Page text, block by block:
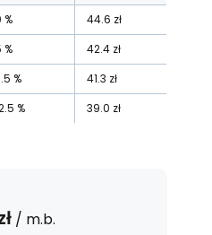
% 44.6 zł
% 42.4 zł
% 41.3 zł
% 39.0 zł
/ m.b.